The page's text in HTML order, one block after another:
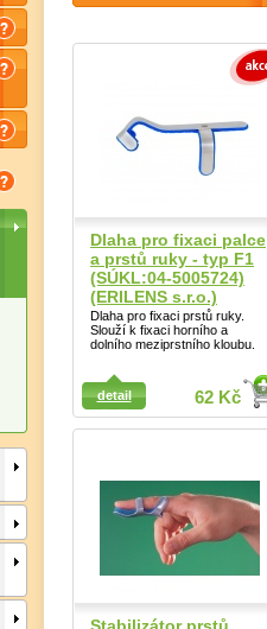
Dlaha pro fixaci palce
a prstů ruky - typ F1
(SÚKL:04-5005724)
(ERILENS s.r.o.)
Dlaha pro fixaci prstů ruky.
Slouží k fixaci horního a
dolního meziprstního kloubu.
62 Kč
detail
Detail